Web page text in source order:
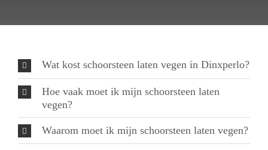
Wat kost schoorsteen laten vegen in Dinxperlo?
Hoe vaak moet ik mijn schoorsteen laten
vegen?
Waarom moet ik mijn schoorsteen laten vegen?